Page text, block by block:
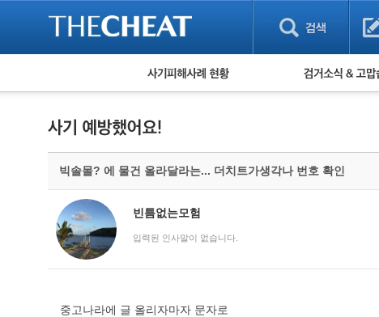
피해사례 현황
게임 · 비실물 피해사례
보이스피싱 피해사례
유해사이트 목록
비공개 피해사례
워킹홀리데이 피해사례
검거 소식
빅솔몰? 에 물건 올라달라는... 더치트가생각나 번호 확인
빈틈없는모험
입력된 인사말이 없습니다.
중고나라에 글 올리자마자 문자로